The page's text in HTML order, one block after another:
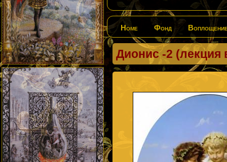
Home Фонд
Дионис -2 (лекция